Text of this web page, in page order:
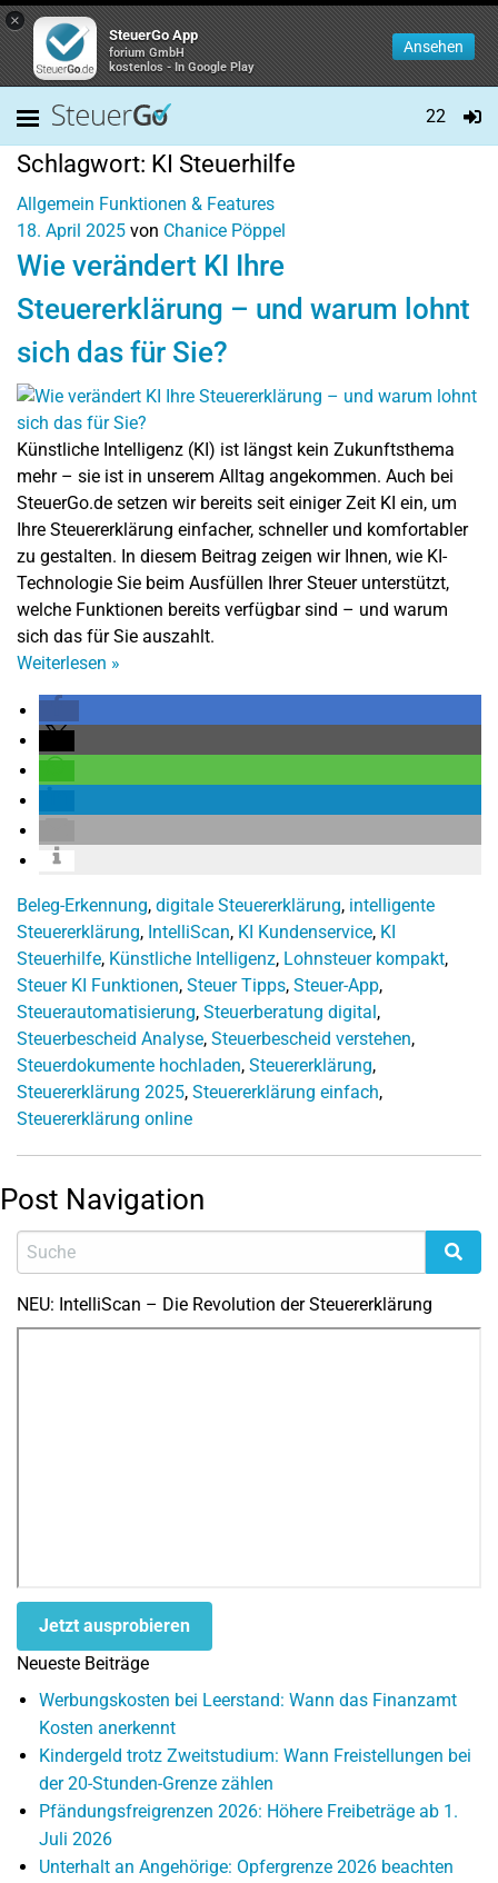
×
SteuerGo App
forium GmbH
kostenlos - In Google Play
Ansehen
22
Schlagwort: KI Steuerhilfe
Allgemein Funktionen & Features
18. April 2025 von Chanice Pöppel
Wie verändert KI Ihre
Steuererklärung – und warum lohnt
sich das für Sie?
Künstliche Intelligenz (KI) ist längst kein Zukunftsthema
mehr – sie ist in unserem Alltag angekommen. Auch bei
SteuerGo.de setzen wir bereits seit einiger Zeit KI ein, um
Ihre Steuererklärung einfacher, schneller und komfortabler
zu gestalten. In diesem Beitrag zeigen wir Ihnen, wie KI-
Technologie Sie beim Ausfüllen Ihrer Steuer unterstützt,
welche Funktionen bereits verfügbar sind – und warum
sich das für Sie auszahlt.
Weiterlesen »
Beleg-Erkennung, digitale Steuererklärung, intelligente
Steuererklärung, IntelliScan, KI Kundenservice, KI
Steuerhilfe, Künstliche Intelligenz, Lohnsteuer kompakt,
Steuer KI Funktionen, Steuer Tipps, Steuer-App,
Steuerautomatisierung, Steuerberatung digital,
Steuerbescheid Analyse, Steuerbescheid verstehen,
Steuerdokumente hochladen, Steuererklärung,
Steuererklärung 2025, Steuererklärung einfach,
Steuererklärung online
Post Navigation
NEU: IntelliScan – Die Revolution der Steuererklärung
Jetzt ausprobieren
Neueste Beiträge
Werbungskosten bei Leerstand: Wann das Finanzamt
Kosten anerkennt
Kindergeld trotz Zweitstudium: Wann Freistellungen bei
der 20-Stunden-Grenze zählen
Pfändungsfreigrenzen 2026: Höhere Freibeträge ab 1.
Juli 2026
Unterhalt an Angehörige: Opfergrenze 2026 beachten